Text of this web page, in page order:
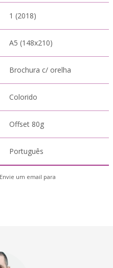
1 (2018)
A5 (148x210)
Brochura c/ orelha
Colorido
Offset 80g
Português
um email para